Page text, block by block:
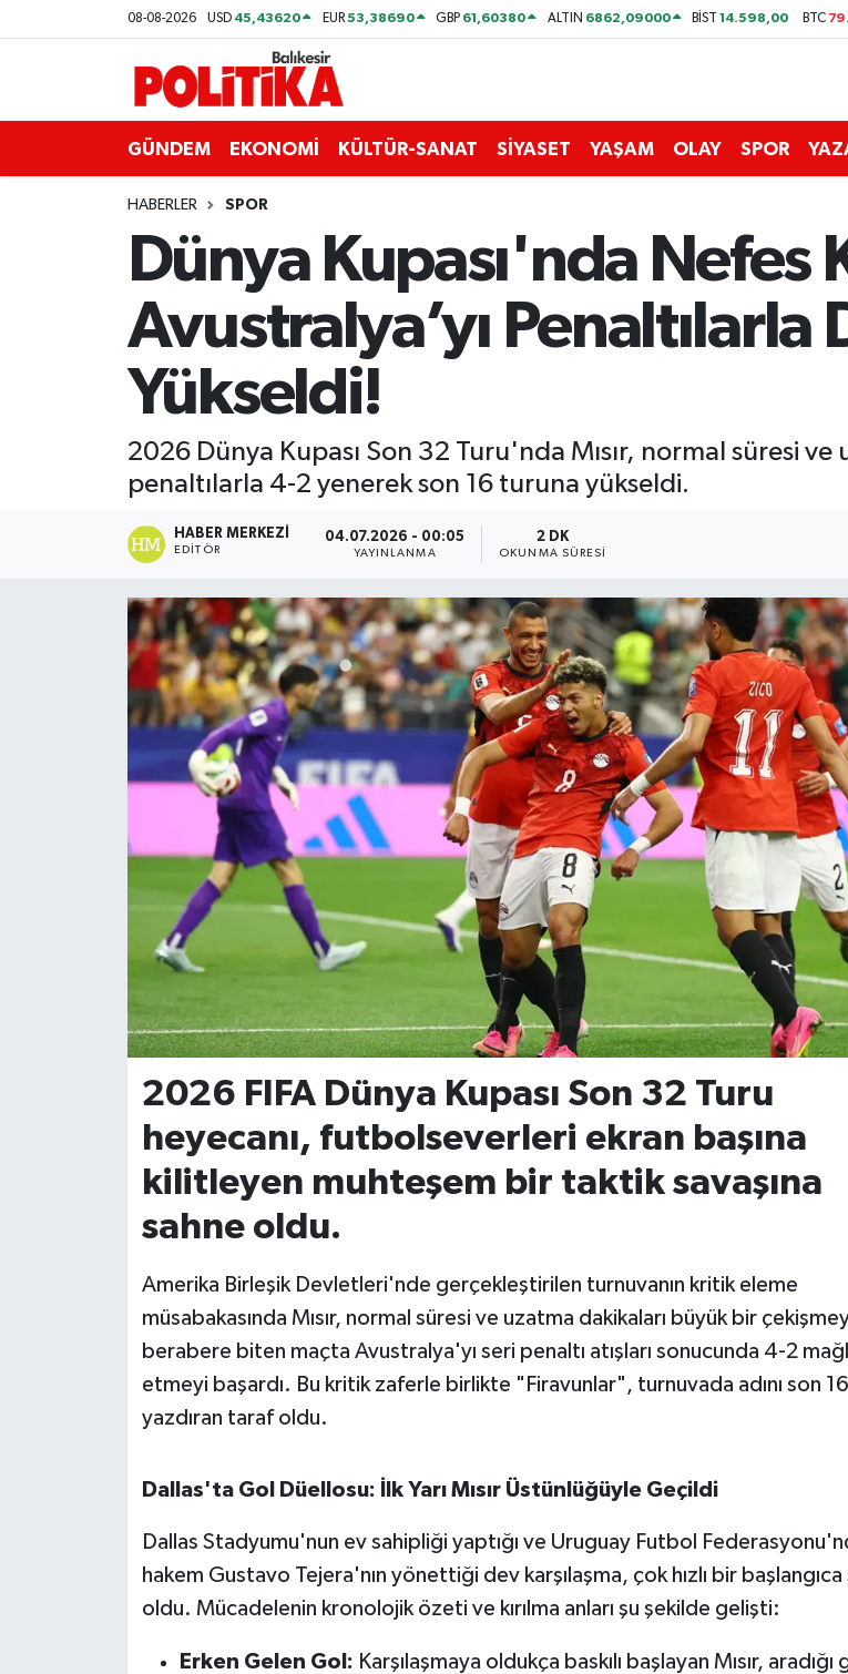
08-08-2026 USD 45,43620 EUR53,38690 GBP 61,60380 ALTIN 6862,09000 BİST14.598,00 BTC
GÜNDEM EKONOMİ KÜLTÜR-SANAT SİYASET YAŞAM OLAY SPOR
HABERLER SPOR
Dünya Kupası'nda Nefes
Avustralya’yı
Yükseldi!
2026 Dünya Kupası Son 32 Turu'nda Mısır, normal süresi
penaltılarla 4-2 yenerek son 16 turuna yükseldi.
HABER MERKEZI
EDITÖR
04.07.2026 - 00:05
YAYINLANMA
2 DK
OKUNMA SÜRESI
2026 FIFA Dünya Kupası Son 32 Turu
heyecanı, futbolseverleri ekran başına
kilitleyen muhteşem bir taktik savaşına
sahne oldu.
Amerika Birleşik Devletleri'nde gerçekleştirilen turnuvanın kritik eleme
müsabakasında Mısır, normal süresi ve uzatma dakikaları büyük bir
berabere biten maçta Avustralya'yı seri penaltı atışları sonucunda 4-2
etmeyi başardı. Bu kritik zaferle birlikte "Firavunlar", turnuvada adını son
yazdıran taraf oldu.
Dallas'ta Gol Düellosu: İlk Yarı Mısır Üstünlüğüyle Geçildi
Dallas Stadyumu'nun ev sahipliği yaptığı ve Uruguay Futbol
hakem Gustavo Tejera'nın yönettiği dev karşılaşma, çok hızlı bir başlangıca
oldu. Mücadelenin kronolojik özeti ve kırılma anları şu şekilde gelişti:
Erken Gelen Gol: Karşılaşmaya oldukça baskılı başlayan Mısır, aradığı
ASTROLOJİ
BİYOGRAFİLER
Edremit
EĞİTİM
KENT GÜNDEMİ
KÜLTÜR-SANAT
OTOMOTİV
Resmi İlanlar
Balıkesir Nöbetçi Eczaneler
Balıkesir Hava Durumu
Balıkesir Namaz Vakitleri
Balıkesir Trafik Yoğunluk Haritası
Süper Lig Puan Durumu ve Fikstür
Tüm Manşetler
Haber Arşivi